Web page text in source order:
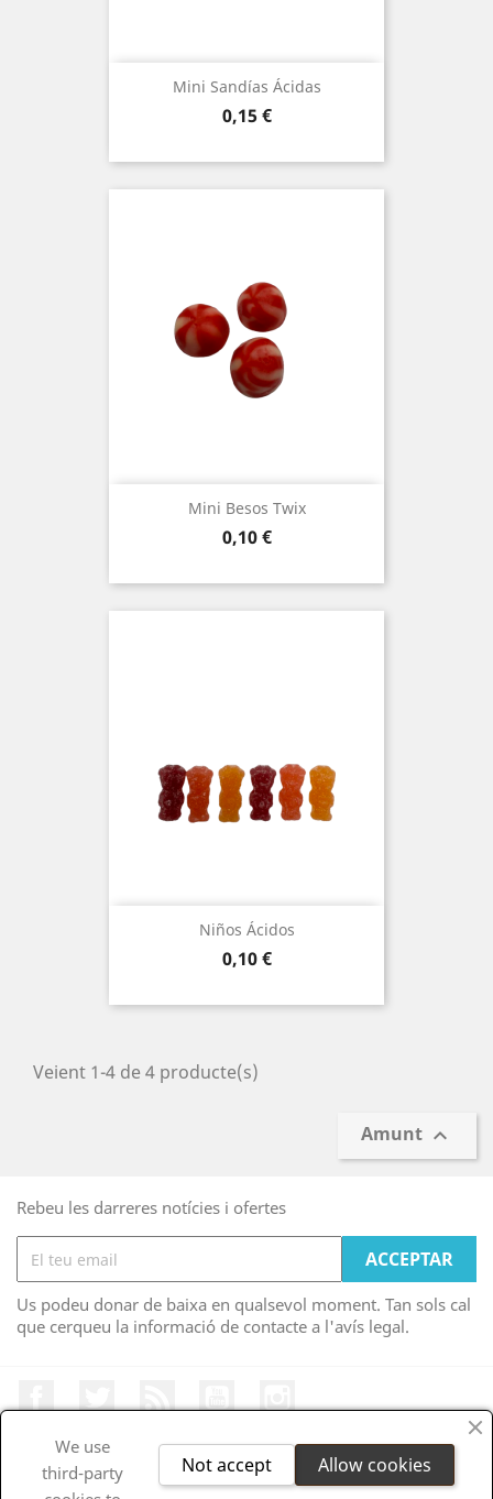
Mini Sandías Ácidas
Preu
0,15 €
Mini Besos Twix
Preu
0,10 €
Niños Ácidos
Preu
0,10 €
Veient 1-4 de 4 producte(s)
Amunt 
Rebeu les darreres notícies i ofertes
Us podeu donar de baixa en qualsevol moment. Tan sols cal
que cerqueu la informació de contacte a l'avís legal.
We use
third-party
Allow cookies
Not accept